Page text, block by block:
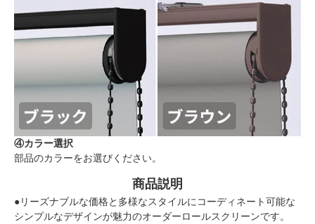
④カラー選択
部品のカラーをお選びください。
商品説明
●リーズナブルな価格と多様なスタイルにコーディネート可能な
シンプルなデザインが魅力のオーダーロールスクリーンです。